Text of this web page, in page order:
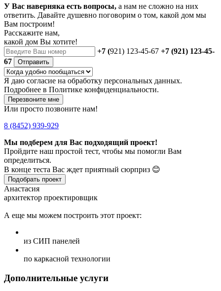
У Вас наверняка есть вопросы, а нам не сложно на них
ответить. Давайте душевно поговорим о том, какой дом мы
Вам построим!
Расскажите нам,
какой дом Вы хотите!
+7 (921) 123-45-67 +7 (921) 123-45-
67
Отправить
Я даю согласие на обработку персональных данных.
Подробнее в Политике конфиденциальности.
Перезвоните мне
Или просто позвоните нам!
8 (8452) 939-929
Мы подберем для Вас подходящий проект!
Пройдите наш простой тест, чтобы мы помогли Вам
определиться.
В конце теста Вас ждет приятный сюрприз 😊
Подобрать проект
Анастасия
архитектор проектировщик
А еще мы можем построить этот проект:
из СИП панелей
по каркасной технологии
Дополнительные услуги